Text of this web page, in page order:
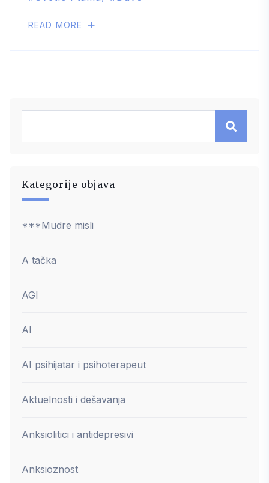
READ MORE
Kategorije objava
***Mudre misli
A tačka
AGI
AI
AI psihijatar i psihoterapeut
Aktuelnosti i dešavanja
Anksiolitici i antidepresivi
Anksioznost